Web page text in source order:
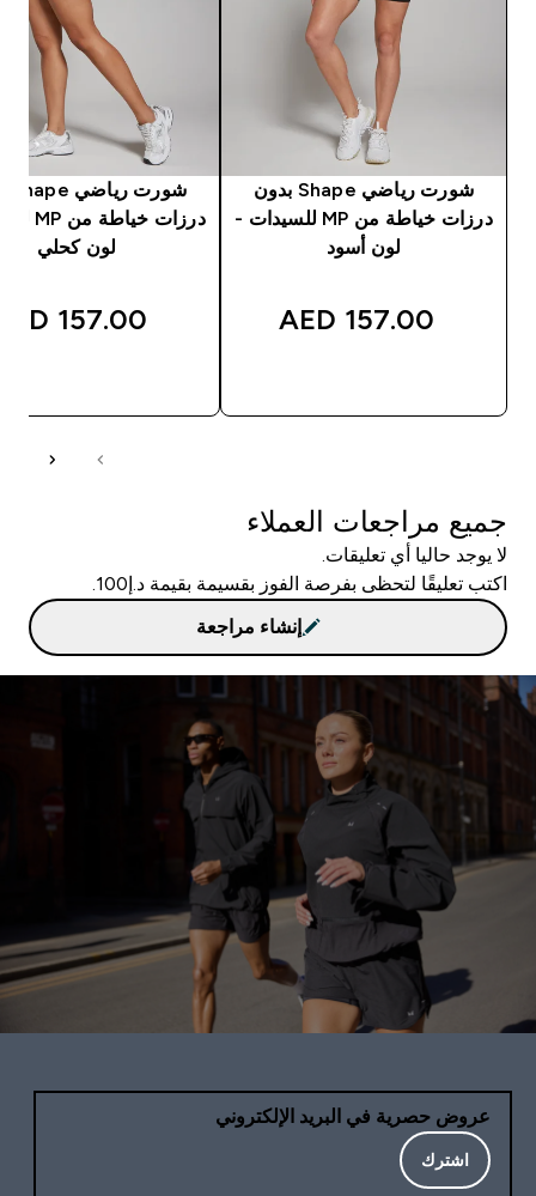
شورت رياضي Shape بدون
درزات خياطة من MP للسيدات -
لون أسود
157.00 AED‎
لون كحلي
157.00 AED‎
جميع مراجعات العملاء
لا يوجد حاليا أي تعليقات.
اكتب تعليقًا لتحظى بفرصة الفوز بقسيمة بقيمة د.إ100.
إنشاء مراجعة
عروض حصرية في البريد الإلكتروني
اشترك